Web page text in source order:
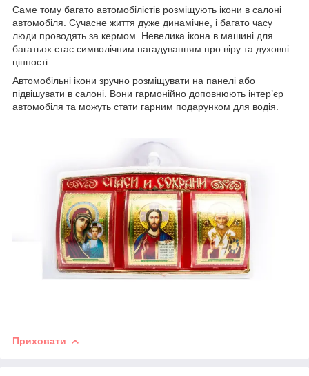
Саме тому багато автомобілістів розміщують ікони в салоні
автомобіля. Сучасне життя дуже динамічне, і багато часу
люди проводять за кермом. Невелика ікона в машині для
багатьох стає символічним нагадуванням про віру та духовні
цінності.
Автомобільні ікони зручно розміщувати на панелі або
підвішувати в салоні. Вони гармонійно доповнюють інтер’єр
автомобіля та можуть стати гарним подарунком для водія.
Приховати